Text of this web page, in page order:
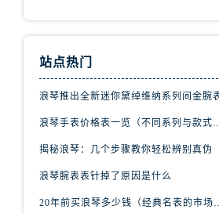
站点热门
浪琴推出全新迷你黛绰维纳系列间金腕
浪琴手表价格表一览（不
揭秘浪琴：几个步骤教你轻松辨别真伪
浪琴腕表表针掉了原因是什么
20年前买浪琴多少